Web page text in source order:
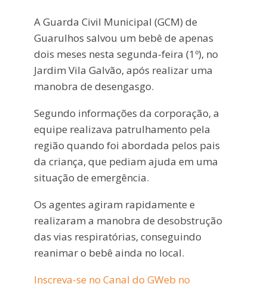
A Guarda Civil Municipal (GCM) de
Guarulhos salvou um bebê de apenas
dois meses nesta segunda-feira (1º), no
Jardim Vila Galvão, após realizar uma
manobra de desengasgo.
Segundo informações da corporação, a
equipe realizava patrulhamento pela
região quando foi abordada pelos pais
da criança, que pediam ajuda em uma
situação de emergência.
Os agentes agiram rapidamente e
realizaram a manobra de desobstrução
das vias respiratórias, conseguindo
reanimar o bebê ainda no local.
Inscreva-se no Canal do GWeb no